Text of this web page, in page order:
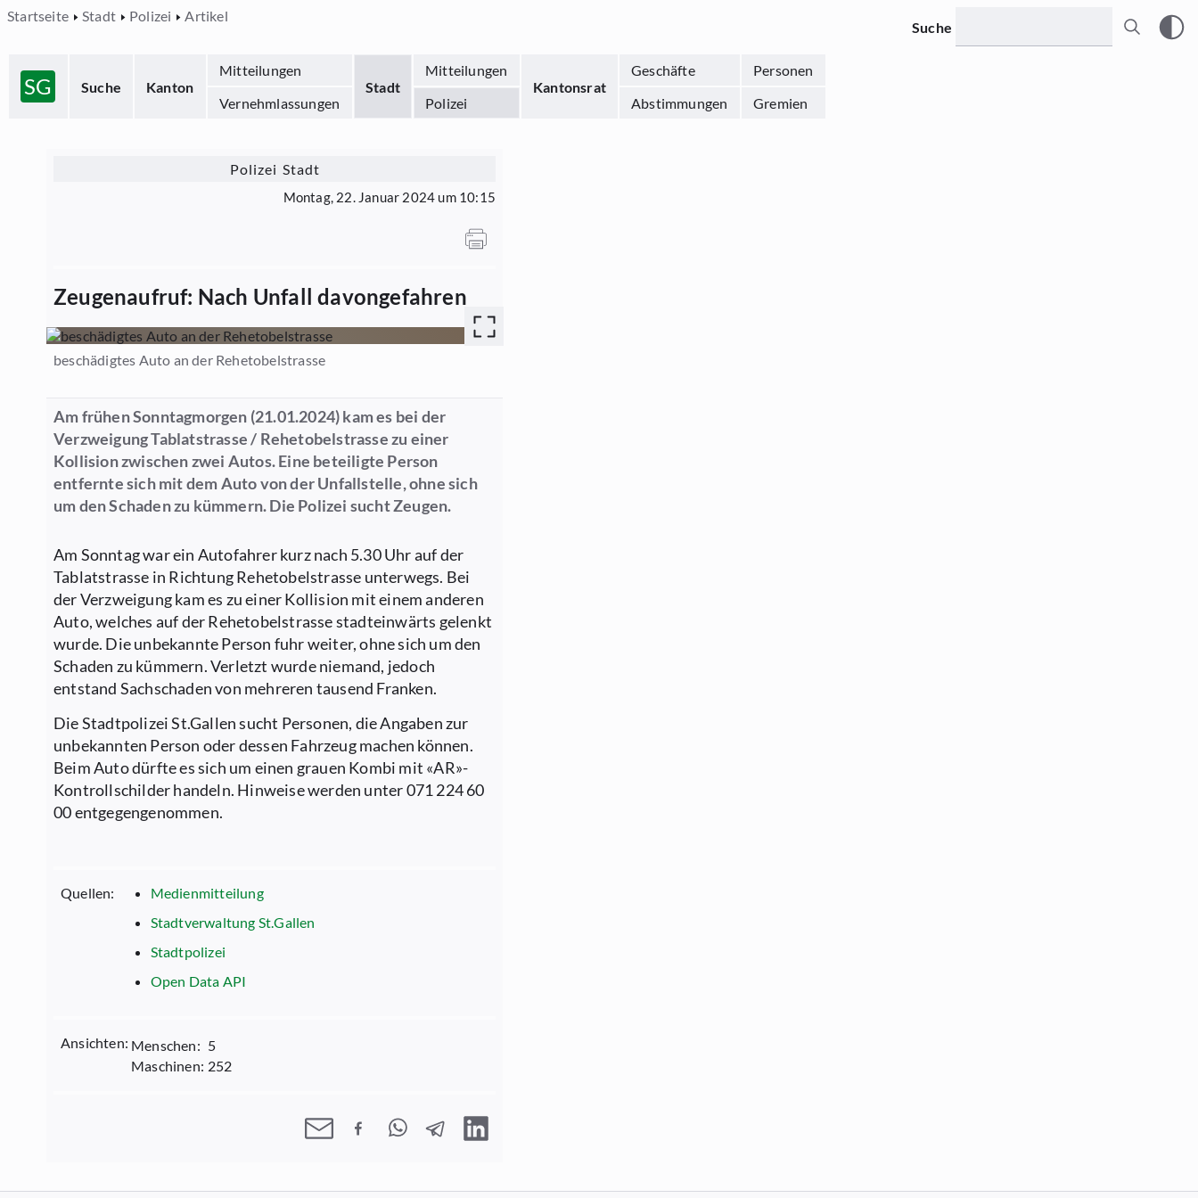
Startseite Stadt Polizei Artikel
SG Suche Kanton
Mitteilungen
Stadt
Mitteilungen
Kantonsrat
Geschäfte
Personen
Vernehmlassungen
Polizei Abstimmungen Gremien
Suche
Polizei Stadt
Montag, 22. Januar 2024 um 10:15
Zeugenaufruf: Nach Unfall davongefahren
beschädigtes Auto an der Rehetobelstrasse
Am frühen Sonntagmorgen (21.01.2024) kam es bei der
Verzweigung Tablatstrasse / Rehetobelstrasse zu einer
Kollision zwischen zwei Autos. Eine beteiligte Person
entfernte sich mit dem Auto von der Unfallstelle, ohne sich
um den Schaden zu kümmern. Die Polizei sucht Zeugen.
Am Sonntag war ein Autofahrer kurz nach 5.30 Uhr auf der
Tablatstrasse in Richtung Rehetobelstrasse unterwegs. Bei
der Verzweigung kam es zu einer Kollision mit einem anderen
Auto, welches auf der Rehetobelstrasse stadteinwärts gelenkt
wurde. Die unbekannte Person fuhr weiter, ohne sich um den
Schaden zu kümmern. Verletzt wurde niemand, jedoch
entstand Sachschaden von mehreren tausend Franken.
Die Stadtpolizei St.Gallen sucht Personen, die Angaben zur
unbekannten Person oder dessen Fahrzeug machen können.
Beim Auto dürfte es sich um einen grauen Kombi mit «AR»-
Kontrollschilder handeln. Hinweise werden unter 071 224 60
00 entgegengenommen.
Quellen:
Medienmitteilung
Stadtverwaltung St.Gallen
Stadtpolizei
Open Data API
Ansichten: Menschen: 5
Maschinen: 252